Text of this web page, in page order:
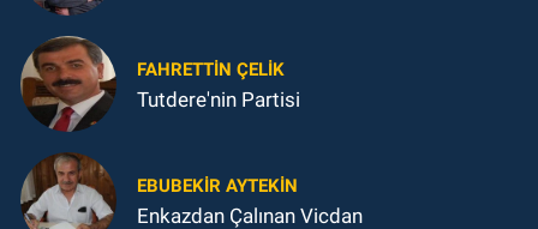
FAHRETTIN ÇELİK
Tutdere'nin Partisi
EBUBEKIR AYTEKIN
Enkazdan Çalınan Vicdan